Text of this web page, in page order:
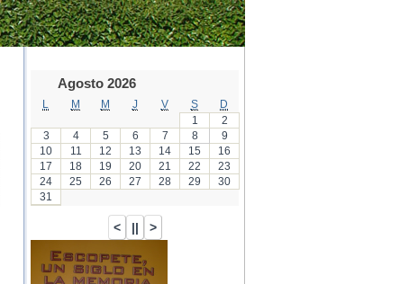
Agosto 2026
M M J V S
D
1
2
3
4 5 6 7 8
9
10
11 12 13 14 15
16
17
18 19 20 21 22
23
24
25 26 27 28 29
30
31